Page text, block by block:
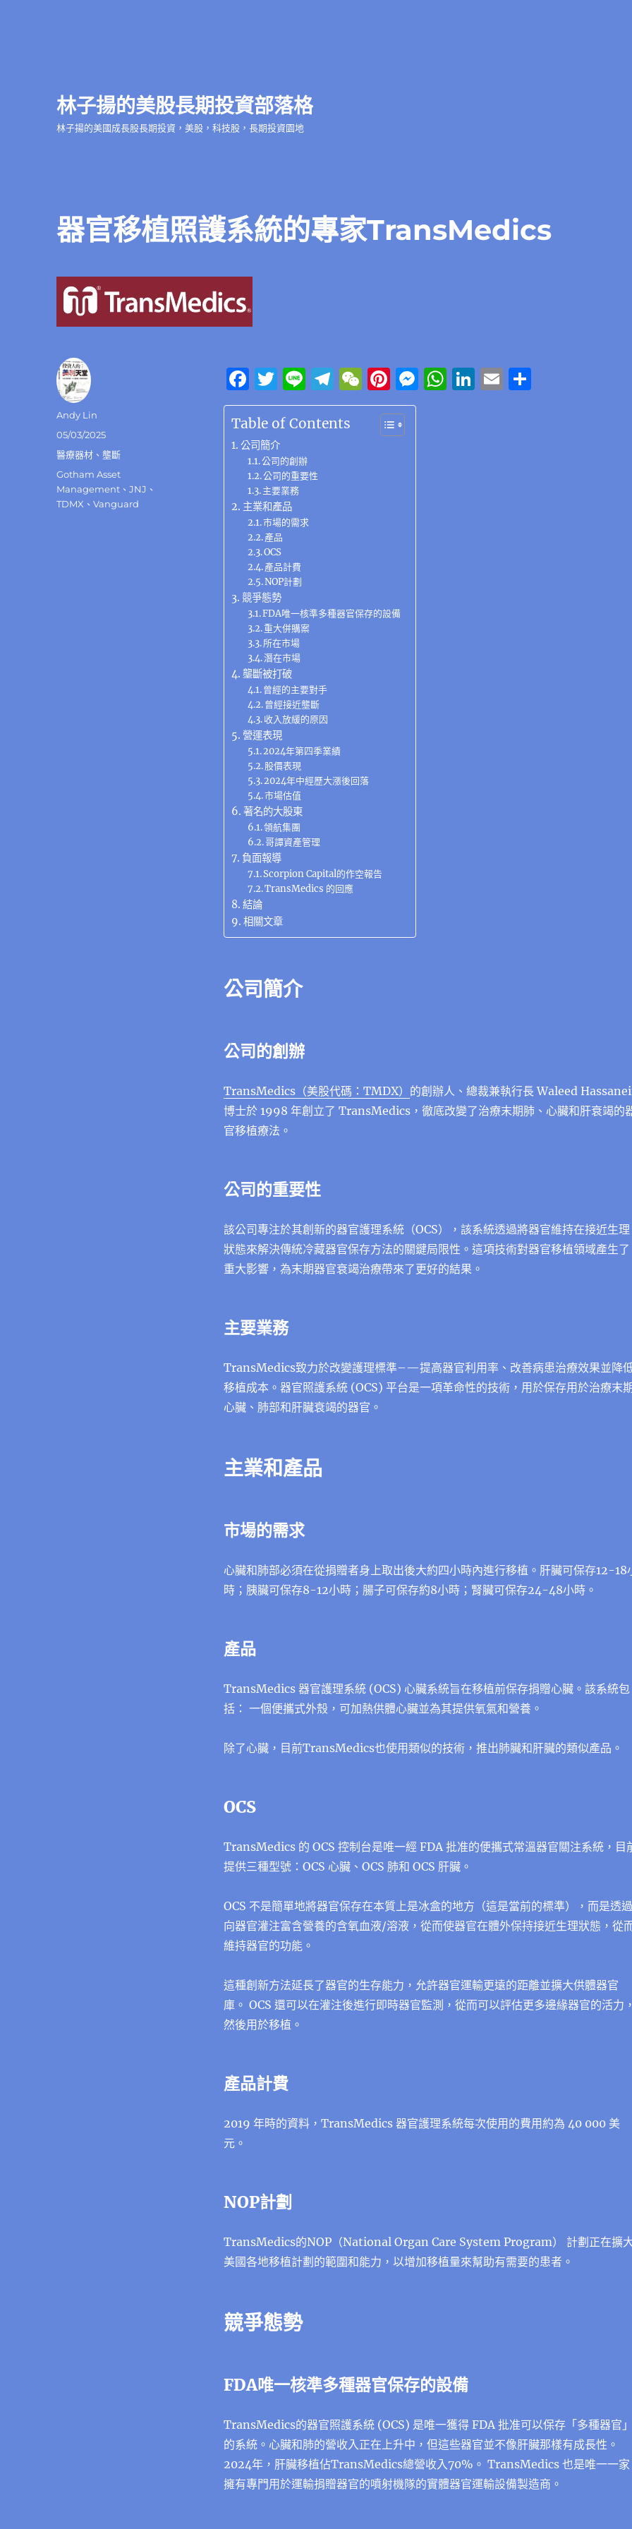
林子揚的美股長期投資部落格
林子揚的美國成長股長期投資，美股，科技股，長期投資園地
器官移植照護系統的專家TransMedics
F
a
c
e
b
o
o
k
T
w
it
te
r
Li
n
e
T
el
e
W
e
Pi
n
te
M W Li E 分
Table of Contents
公司簡介
公司的創辦
公司的重要性
主要業務
主業和產品
市場的需求
產品
OCS
產品計費
NOP計劃
競爭態勢
FDA唯一核準多種器官保存的設備
重大併購案
所在市場
潛在市場
壟斷被打破
曾經的主要對手
曾經接近壟斷
收入放緩的原因
營運表現
2024年第四季業績
股價表現
2024年中經歷大漲後回落
市場估值
著名的大股東
領航集團
哥譚資產管理
負面報導
Scorpion Capital的作空報告
TransMedics 的回應
結論
相關文章
公司簡介
公司的創辦
TransMedics（美股代碼：TMDX） 的創辦人、總裁兼執行長 Waleed
博士於 1998 年創立了 TransMedics，徹底改變了治療末期肺、心臟和肝衰竭的
官移植療法。
公司的重要性
該公司專注於其創新的器官護理系統（OCS），該系統透過將器官維持在接近生理
狀態來解決傳統冷藏器官保存方法的關鍵局限性。這項技術對器官移植領域產生了
重大影響，為末期器官衰竭治療帶來了更好的結果。
主要業務
TransMedics致力於改變護理標準–—提高器官利用率、改善病患治療效果並降
移植成本。器官照護系統 (OCS) 平台是一項革命性的技術，用於保存用於治療末
心臟、肺部和肝臟衰竭的器官。
主業和產品
市場的需求
心臟和肺部必須在從捐贈者身上取出後大約四小時內進行移植。肝臟可保存12-18
時；胰臟可保存8-12小時；腸子可保存約8小時；腎臟可保存24-48小時。
產品
TransMedics 器官護理系統 (OCS) 心臟系統旨在移植前保存捐贈心臟。該系統包
括： 一個便攜式外殼，可加熱供體心臟並為其提供氧氣和營養。
除了心臟，目前TransMedics也使用類似的技術，推出肺臟和肝臟的類似產品。
OCS
TransMedics 的 OCS 控制台是唯一經 FDA 批准的便攜式常溫器官關注系統，目
提供三種型號：OCS 心臟、OCS 肺和 OCS 肝臟。
OCS 不是簡單地將器官保存在本質上是冰盒的地方（這是當前的標準），而是透過
向器官灌注富含營養的含氧血液/溶液，從而使器官在體外保持接近生理狀態，從
維持器官的功能。
這種創新方法延長了器官的生存能力，允許器官運輸更遠的距離並擴大供體器官
庫。 OCS 還可以在灌注後進行即時器官監測，從而可以評估更多邊緣器官的活力
然後用於移植。
產品計費
2019 年時的資料，TransMedics 器官護理系統每次使用的費用約為 40 000 美
元。
NOP計劃
TransMedics的NOP（National Organ Care System Program） 計劃正在擴
美國各地移植計劃的範圍和能力，以增加移植量來幫助有需要的患者。
競爭態勢
FDA唯一核準多種器官保存的設備
TransMedics的器官照護系統 (OCS) 是唯一獲得 FDA 批准可以保存「多種器官
的系統。心臟和肺的營收入正在上升中，但這些器官並不像肝臟那樣有成長性。
2024年，肝臟移植佔TransMedics總營收入70%。 TransMedics 也是唯一一家
擁有專門用於運輸捐贈器官的噴射機隊的實體器官運輸設備製造商。
作
Andy Lin
發
佈
期:
05/03/2025
分
醫療器材 、壟斷
標
籤
Gotham Asset
Management 、JNJ 、
TDMX 、Vanguard